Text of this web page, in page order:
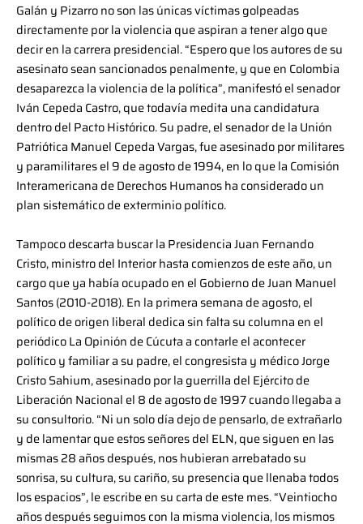
Galán y Pizarro no son las únicas víctimas golpeadas
directamente por la violencia que aspiran a tener algo que
decir en la carrera presidencial. “Espero que los autores de su
asesinato sean sancionados penalmente, y que en Colombia
desaparezca la violencia de la política”, manifestó el senador
Iván Cepeda Castro, que todavía medita una candidatura
dentro del Pacto Histórico. Su padre, el senador de la Unión
Patriótica Manuel Cepeda Vargas, fue asesinado por militares
y paramilitares el 9 de agosto de 1994, en lo que la Comisión
Interamericana de Derechos Humanos ha considerado un
plan sistemático de exterminio político.
Tampoco descarta buscar la Presidencia Juan Fernando
Cristo, ministro del Interior hasta comienzos de este año, un
cargo que ya había ocupado en el Gobierno de Juan Manuel
Santos (2010-2018). En la primera semana de agosto, el
político de origen liberal dedica sin falta su columna en el
periódico La Opinión de Cúcuta a contarle el acontecer
político y familiar a su padre, el congresista y médico Jorge
Cristo Sahium, asesinado por la guerrilla del Ejército de
Liberación Nacional el 8 de agosto de 1997 cuando llegaba a
su consultorio. “Ni un solo día dejo de pensarlo, de extrañarlo
y de lamentar que estos señores del ELN, que siguen en las
mismas 28 años después, nos hubieran arrebatado su
sonrisa, su cultura, su cariño, su presencia que llenaba todos
los espacios”, le escribe en su carta de este mes. “Veintiocho
años después seguimos con la misma violencia, los mismos